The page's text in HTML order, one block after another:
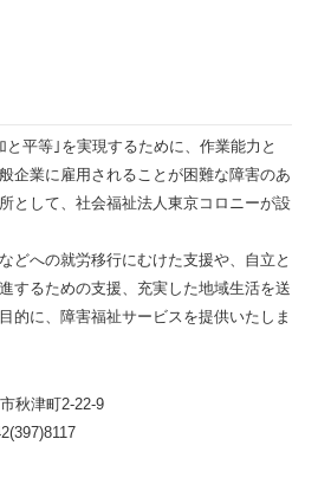
平等｣を実現するために、作業能力と
企業に雇用されることが困難な障害のあ
として、社会福祉法人東京コロニーが設
どへの就労移行にむけた支援や、自立と
するための支援、充実した地域生活を送
的に、障害福祉サービスを提供いたしま
秋津町2-22-9